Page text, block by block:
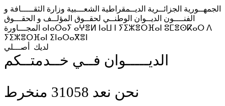
الجمهــورية الجزائــرية الديــمقراطية الشعـــبية وزارة الثقـــــافة و
الفنــــون الديــوان الوطنــي لحقــوق المؤلــف و الحقـــوق
المجـــاورة ⴰⵏⴰⵔⴰⵢ ⴰⵖⴻⵍ ⵏⴰⵡ ⵏ ⵢⵉⵣⴻⵔⴼⴰⵏ ⵓⵎⴻⵙⴽⴰⵔ ⴷ
ⵢⵉⵣⴻⵔⴼⴰⵏ ⵉⵏⴰⵔⴰⴳⴻⵏ
لديك
أصـــلي
الديـــــوان فــي خــدمتــكم
نحن نعد 31058 منخرط